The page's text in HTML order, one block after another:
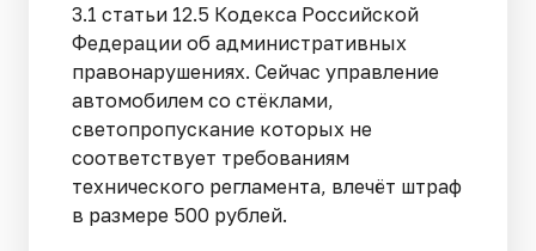
3.1 статьи 12.5 Кодекса Российской
Федерации об административных
правонарушениях. Сейчас управление
автомобилем со стёклами,
светопропускание которых не
соответствует требованиям
технического регламента, влечёт штраф
в размере 500 рублей.